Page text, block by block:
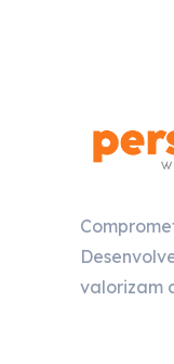
valorizam